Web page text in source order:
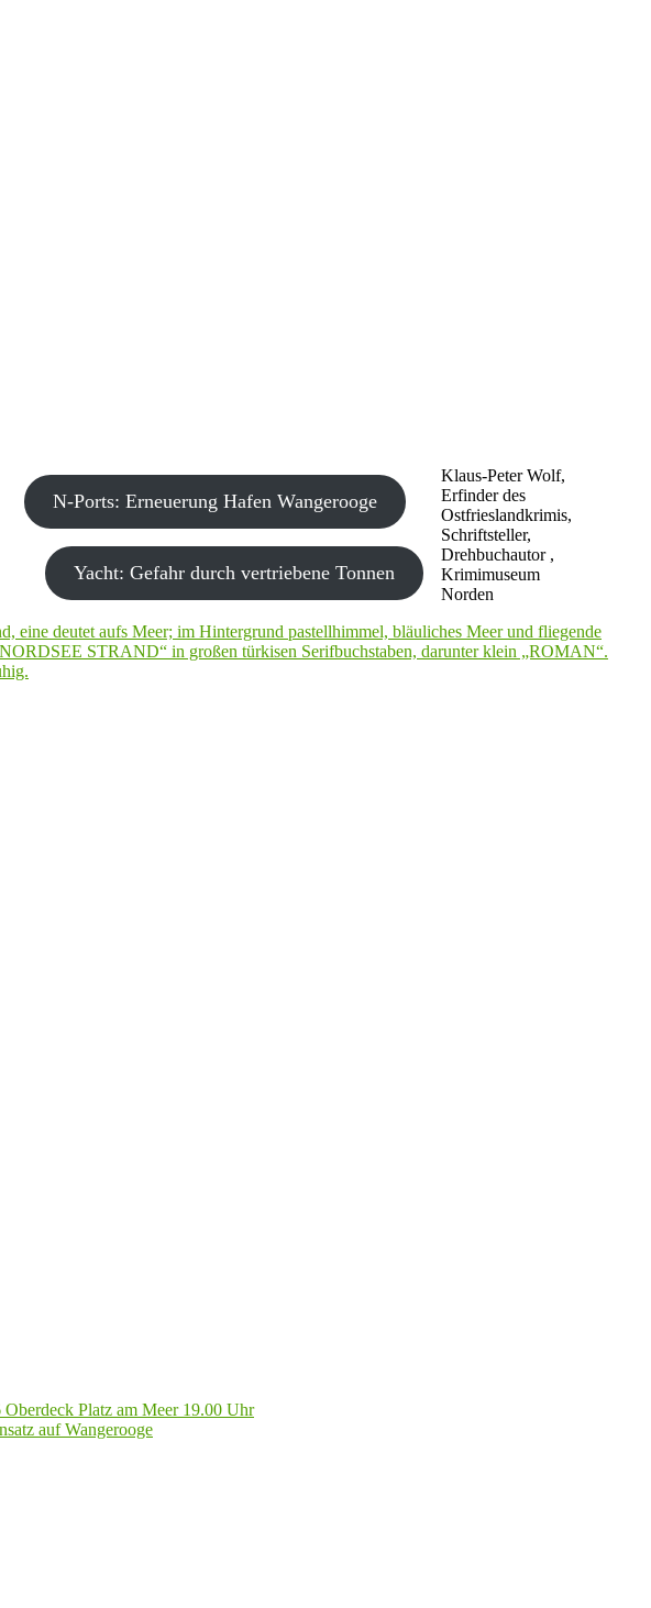
Klaus-Peter Wolf,
Erfinder des
Ostfrieslandkrimis,
Schriftsteller,
Drehbuchautor ,
Krimimuseum
Norden
N-Ports: Erneuerung Hafen Wangerooge
Yacht: Gefahr durch vertriebene Tonnen
Platz am Meer 19.00 Uhr
auf Wangerooge